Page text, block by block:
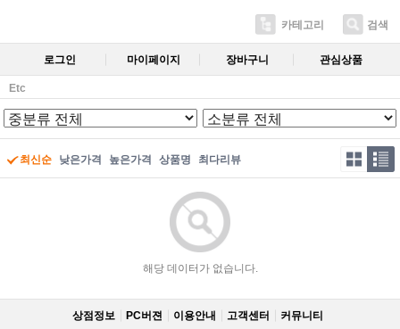
카테고리 검색
로그인 마이페이지 장바구니 관심상품
Etc
최신순 낮은가격 높은가격 상품명 최다리뷰
해당 데이터가 없습니다.
상점정보 PC버젼 이용안내 고객센터 커뮤니티